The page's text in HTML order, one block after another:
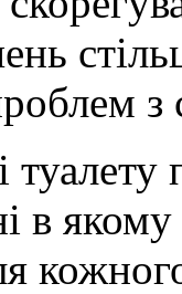
з
в